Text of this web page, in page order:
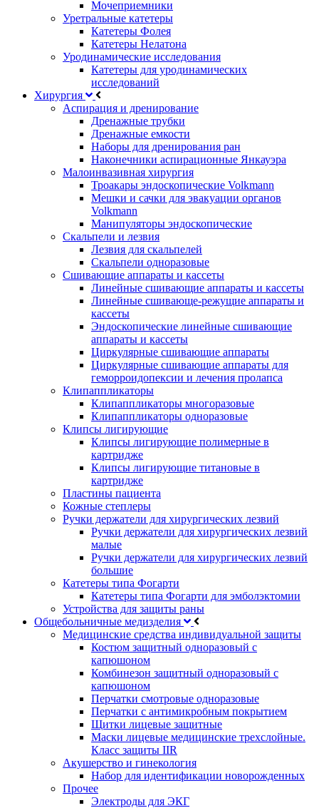
Мочеприемники
Уретральные катетеры
Катетеры Фолея
Катетеры Нелатона
Уродинамические исследования
Катетеры для уродинамических
исследований
Хирургия
Аспирация и дренирование
Дренажные трубки
Дренажные емкости
Наборы для дренирования ран
Наконечники аспирационные Янкауэра
Малоинвазивная хирургия
Троакары эндоскопические Volkmann
Мешки и сачки для эвакуации органов
Volkmann
Манипуляторы эндоскопические
Скальпели и лезвия
Лезвия для скальпелей
Скальпели одноразовые
Сшивающие аппараты и кассеты
Линейные сшивающие аппараты и кассеты
Линейные сшивающе-режущие аппараты и
кассеты
Эндоскопические линейные сшивающие
аппараты и кассеты
Циркулярные сшивающие аппараты
Циркулярные сшивающие аппараты для
геморроидопексии и лечения пролапса
Клипаппликаторы
Клипаппликаторы многоразовые
Клипаппликаторы одноразовые
Клипсы лигирующие
Клипсы лигирующие полимерные в
картридже
Клипсы лигирующие титановые в
картридже
Пластины пациента
Кожные степлеры
Ручки держатели для хирургических лезвий
Ручки держатели для хирургических лезвий
малые
Ручки держатели для хирургических лезвий
большие
Катетеры типа Фогарти
Катетеры типа Фогарти для эмболэктомии
Устройства для защиты раны
Общебольничные медизделия
Медицинские средства индивидуальной защиты
Костюм защитный одноразовый с
капюшоном
Комбинезон защитный одноразовый с
капюшоном
Перчатки смотровые одноразовые
Перчатки с антимикробным покрытием
Щитки лицевые защитные
Маски лицевые медицинские трехслойные.
Класс защиты IIR
Акушерство и гинекология
Набор для идентификации новорожденных
Прочее
Электроды для ЭКГ